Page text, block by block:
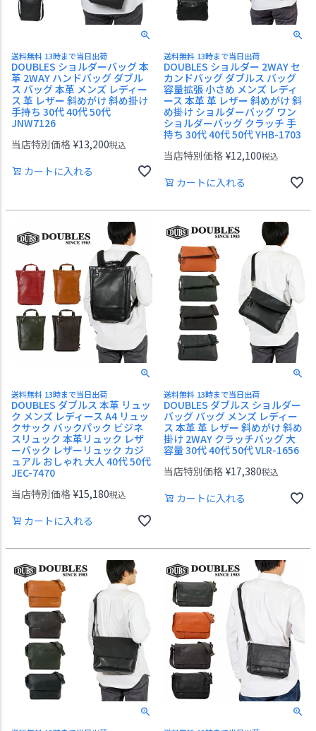
送料無料 13時まで当日出荷
DOUBLES ショルダーバッグ 本
革 2WAY ハンドバッグ ダブル
ス バッグ 本革 メンズ レディー
ス 革 レザー 斜めがけ 斜め掛け
手持ち 30代 40代 50代
JNW7126
当店特別価格 ¥13,200税込
カートに入れる
送料無料 13時まで当日出荷
DOUBLES ショルダー 2WAY セ
カンドバッグ ダブルス バッグ
容量拡張 小さめ メンズ レディ
ース 本革 革 レザー 斜めがけ 斜
め掛け ショルダーバッグ ワン
ショルダーバッグ クラッチ 手
持ち 30代 40代 50代 YHB-1703
当店特別価格 ¥12,100税込
カートに入れる
送料無料 13時まで当日出荷
DOUBLES ダブルス 本革 リュッ
ク メンズ レディース A4 リュッ
クサック バックパック ビジネ
スリュック 本革リュック レザ
ーバック レザーリュック カジ
ュアル おしゃれ 大人 40代 50代
JEC-7470
当店特別価格 ¥15,180税込
カートに入れる
送料無料 13時まで当日出荷
DOUBLES ダブルス ショルダー
バッグ バッグ メンズ レディー
ス 本革 革 レザー 斜めがけ 斜め
掛け 2WAY クラッチバッグ 大
容量 30代 40代 50代 VLR-1656
当店特別価格 ¥17,380税込
カートに入れる